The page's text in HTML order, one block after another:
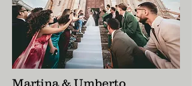
Martina & Umberto